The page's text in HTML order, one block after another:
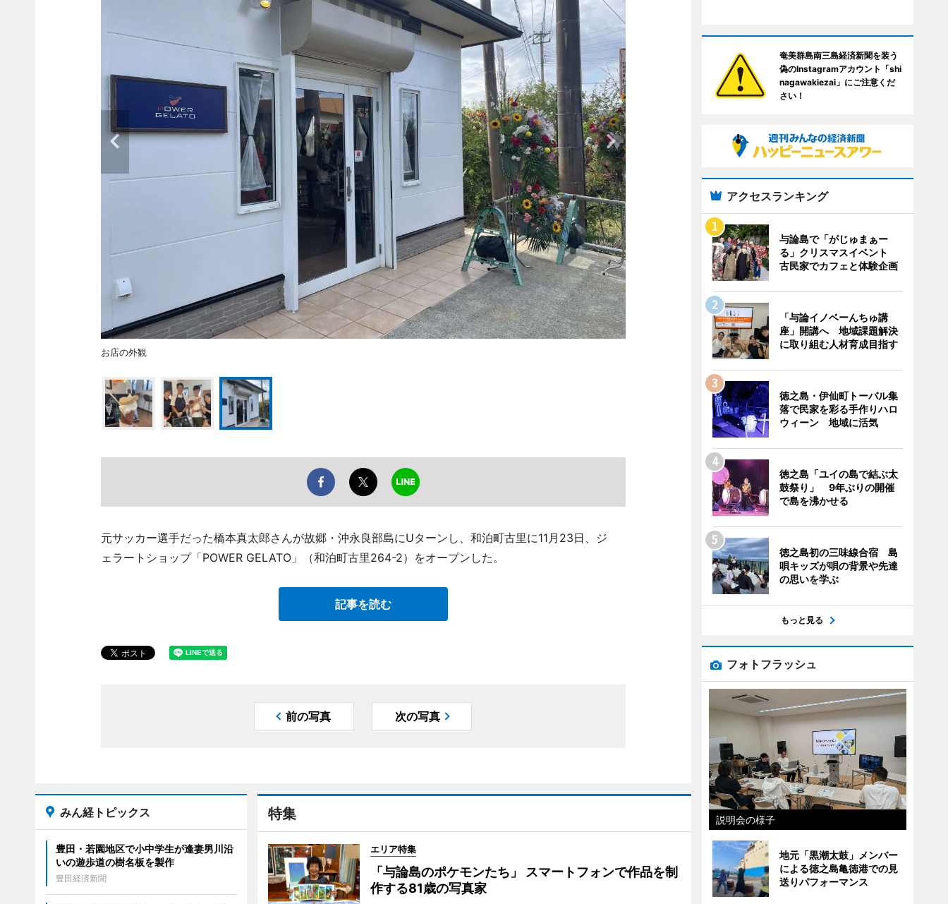
お店の外観
元サッカー選手だった橋本真太郎さんが故郷・沖永良部島にUターンし、和泊町古里に11月23日、ジ
ェラートショップ「POWER GELATO」（和泊町古里264-2）をオープンした。
記事を読む
前の写真 次の写真
特集
エリア特集
「与論島のポケモンたち」 スマートフォンで作品を制
作する81歳の写真家
みん経トピックス
豊田・若園地区で小中学生が逢妻男川沿
いの遊歩道の樹名板を製作
豊田経済新聞
奄美群島南三島経済新聞を装う
偽のInstagramアカウント「shi
nagawakiezai」にご注意くだ
さい！
アクセスランキング
与論島で「がじゅまぁー
る」クリスマスイベント
古民家でカフェと体験企画
「与論イノベーんちゅ講
座」開講へ 地域課題解決
に取り組む人材育成目指す
徳之島・伊仙町トーバル集
落で民家を彩る手作りハロ
ウィーン 地域に活気
徳之島「ユイの島で結ぶ太
鼓祭り」 9年ぶりの開催
で島を沸かせる
徳之島初の三味線合宿 島
唄キッズが唄の背景や先達
の思いを学ぶ
もっと見る
フォトフラッシュ
説明会の様子
地元「黒潮太鼓」メンバー
による徳之島亀徳港での見
送りパフォーマンス